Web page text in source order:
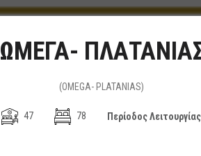
ΩΜΕΓΑ-
(OMEGA- PLATANIAS)
47
78 Περίοδος Λειτουργίας